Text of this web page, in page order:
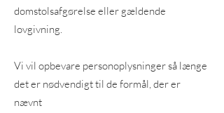
domstolsafgørelse eller gældende
lovgivning.
Vi vil opbevare personoplysninger så længe
det er nødvendigt til de formål, der er
nævnt